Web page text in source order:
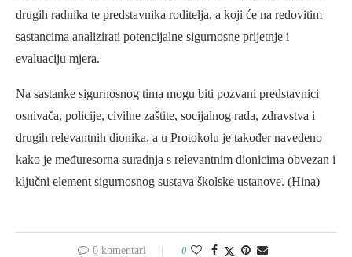
drugih radnika te predstavnika roditelja, a koji će na redovitim
sastancima analizirati potencijalne sigurnosne prijetnje i
evaluaciju mjera.
Na sastanke sigurnosnog tima mogu biti pozvani predstavnici
osnivača, policije, civilne zaštite, socijalnog rada, zdravstva i
drugih relevantnih dionika, a u Protokolu je također navedeno
kako je međuresorna suradnja s relevantnim dionicima obvezan i
ključni element sigurnosnog sustava školske ustanove. (Hina)
0 komentari 0